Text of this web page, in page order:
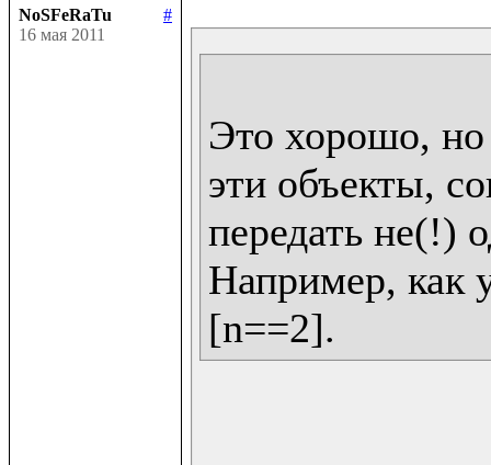
NoSFeRaTu
#
16 мая 2011
Это хорошо, но
эти объекты,
передать не(!)
Например, как